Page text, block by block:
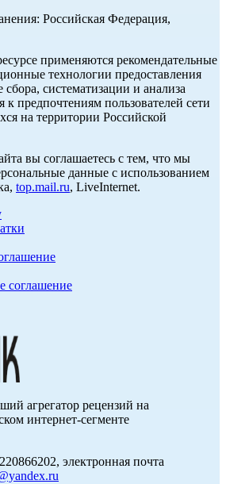
Российская Федерация,
применяются рекомендательные
технологии предоставления
систематизации и анализа
к предпочтениям пользователей сети
на территории Российской
вы соглашаетесь с тем, что мы
данные с использованием
top.mail.ru, LiveInternet.
соглашение
агрегатор рецензий на
интернет-сегменте
электронная почта